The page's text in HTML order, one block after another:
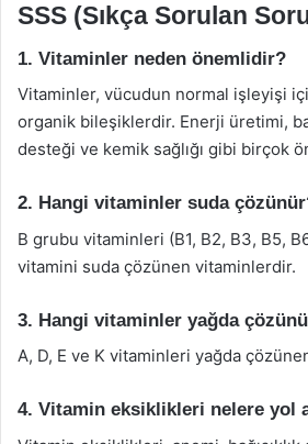
SSS (Sıkça Sorulan
1. Vitaminler neden önemlidir?
Vitaminler, vücudun normal işleyişi
organik bileşiklerdir. Enerji üretimi,
desteği ve kemik sağlığı gibi birçok
2. Hangi vitaminler suda
B grubu vitaminleri (B1, B2, B3, B5,
vitamini suda çözünen vitaminlerdir.
3. Hangi vitaminler yağda
A, D, E ve K vitaminleri yağda
4. Vitamin eksiklikleri nelere yol